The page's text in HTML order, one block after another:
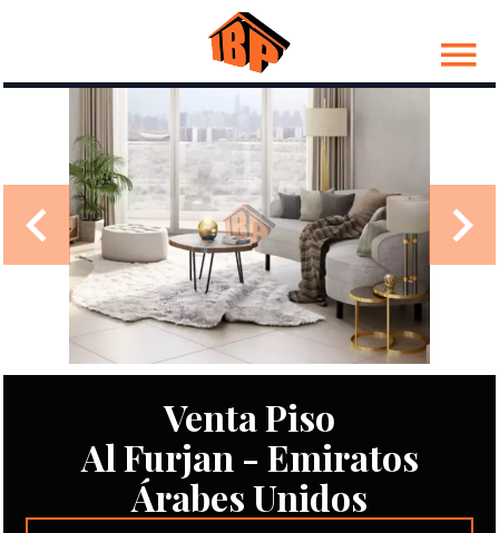
Venta Piso
Al Furjan - Emiratos
Árabes Unidos